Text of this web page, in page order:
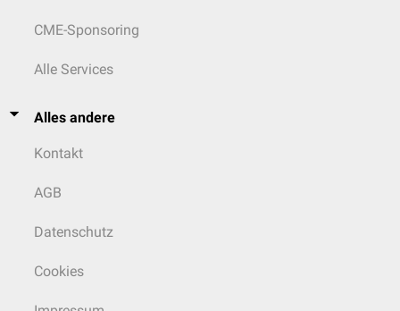
CME-Sponsoring
Alle Services
Alles andere
Kontakt
AGB
Datenschutz
Cookies